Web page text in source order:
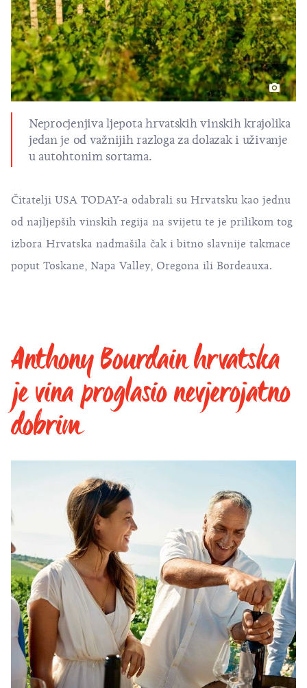
Neprocjenjiva ljepota hrvatskih vinskih krajolika
jedan je od važnijih razloga za dolazak i uživanje
u autohtonim sortama.
Čitatelji USA TODAY-a odabrali su Hrvatsku kao jednu
od najljepših vinskih regija na svijetu te je prilikom tog
izbora Hrvatska nadmašila čak i bitno slavnije takmace
poput Toskane, Napa Valley, Oregona ili Bordeauxa.
Anthony Bourdain hrvatska
je vina proglasio nevjerojatno
dobrim